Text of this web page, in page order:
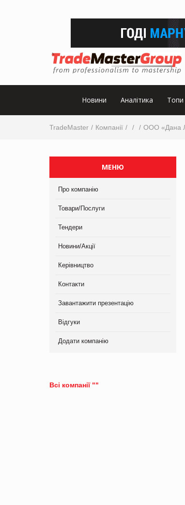
Новини Аналітика
TradeMaster Компанії ООО «Дана
МЕНЮ
Про компанію
Товари/Послуги
Тендери
Новини/Акції
Керівництво
Контакти
Завантажити презентацію
Відгуки
Додати компанію
Всі компанії ""